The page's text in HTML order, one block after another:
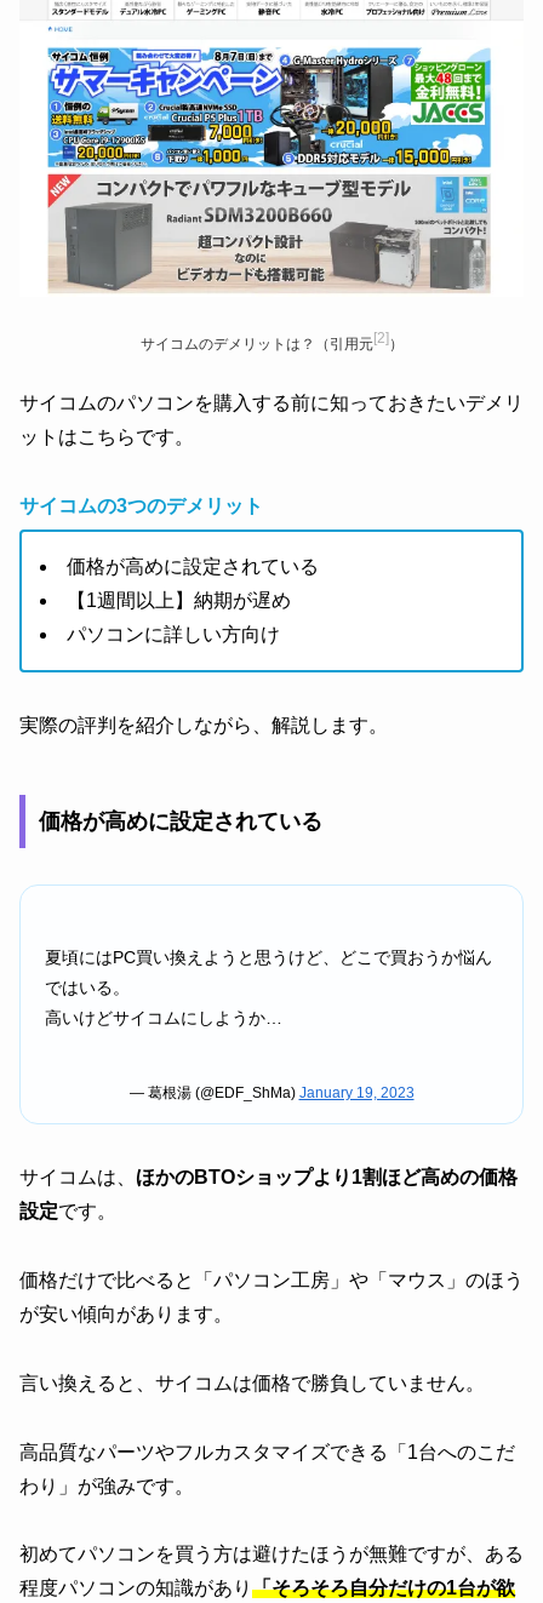
サイコムのデメリットは？（引用元[2]）
サイコムのパソコンを購入する前に知っておきたいデメリ
ットはこちらです。
サイコムの3つのデメリット
価格が高めに設定されている
【1週間以上】納期が遅め
パソコンに詳しい方向け
実際の評判を紹介しながら、解説します。
価格が高めに設定されている
夏頃にはPC買い換えようと思うけど、どこで買おうか悩ん
ではいる。
高いけどサイコムにしようか…
— 葛根湯 (@EDF_ShMa) January 19, 2023
サイコムは、 ほかのBTOショップより1割ほど高めの価格
設定です。
価格だけで比べると「パソコン工房」や「マウス」のほう
が安い傾向があります。
言い換えると、サイコムは価格で勝負していません。
高品質なパーツやフルカスタマイズできる「1台へのこだ
わり」が強みです。
初めてパソコンを買う方は避けたほうが無難ですが、ある
程度パソコンの知識があり 「そろそろ自分だけの1台が欲